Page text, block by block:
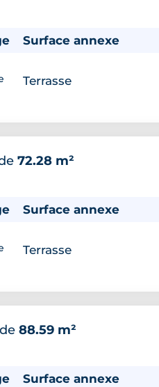
Surface annexe
Terrasse
72.28 m²
Surface annexe
Terrasse
de 88.59 m²
Surface annexe